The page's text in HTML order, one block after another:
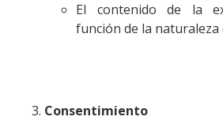
El contenido de la
función de la
Consentimiento